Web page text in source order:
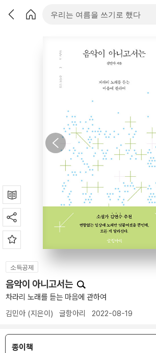
소득공제
음악이 아니고서는
차라리 노래를 듣는 마음에 관하여
김민아 (지은이) 글항아리 2022-08-19
종이책